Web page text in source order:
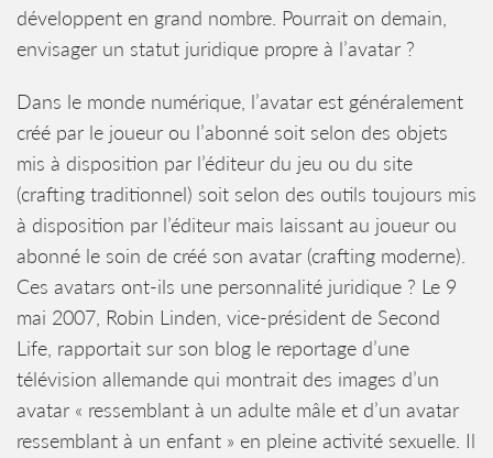
développent en grand nombre. Pourrait on demain,
envisager un statut juridique propre à l’avatar ?
Dans le monde numérique, l’avatar est généralement
créé par le joueur ou l’abonné soit selon des objets
mis à disposition par l’éditeur du jeu ou du site
(crafting traditionnel) soit selon des outils toujours mis
à disposition par l’éditeur mais laissant au joueur ou
abonné le soin de créé son avatar (crafting moderne).
Ces avatars ont-ils une personnalité juridique ? Le 9
mai 2007, Robin Linden, vice-président de Second
Life, rapportait sur son blog le reportage d’une
télévision allemande qui montrait des images d’un
avatar « ressemblant à un adulte mâle et d’un avatar
ressemblant à un enfant » en pleine activité sexuelle. Il